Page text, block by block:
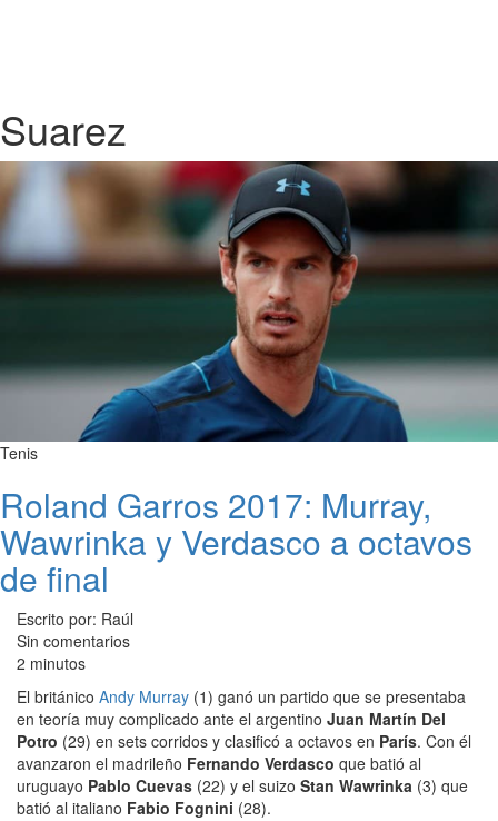
Suarez
Tenis
Roland Garros 2017: Murray,
Wawrinka y Verdasco a octavos
de final
Escrito por: Raúl
Sin comentarios
2 minutos
El británico Andy Murray (1) ganó un partido que se presentaba
en teoría muy complicado ante el argentino Juan Martín Del
Potro (29) en sets corridos y clasificó a octavos en París. Con él
avanzaron el madrileño Fernando Verdasco que batió al
uruguayo Pablo Cuevas (22) y el suizo Stan Wawrinka (3) que
batió al italiano Fabio Fognini (28).